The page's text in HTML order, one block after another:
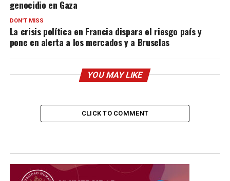
genocidio en Gaza
DON'T MISS
La crisis política en Francia dispara el riesgo país y
pone en alerta a los mercados y a Bruselas
YOU MAY LIKE
CLICK TO COMMENT